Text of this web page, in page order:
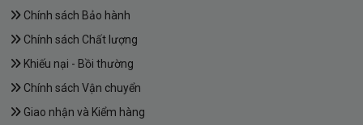
Chính sách Bảo hành
Chính sách Chất lượng
Khiếu nại - Bồi thường
Chính sách Vận chuyển
Giao nhận và Kiểm hàng